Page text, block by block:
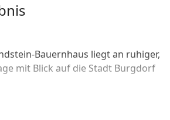
Bauernhaus liegt an ruhiger,
mit Blick auf die Stadt Burgdorf
folgende Angebote an: